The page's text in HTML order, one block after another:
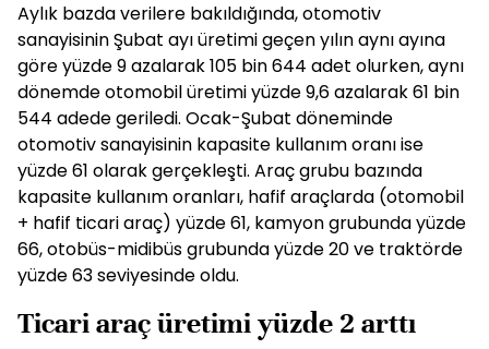
Aylık bazda verilere bakıldığında, otomotiv
sanayisinin Şubat ayı üretimi geçen yılın aynı ayına
göre yüzde 9 azalarak 105 bin 644 adet olurken, aynı
dönemde otomobil üretimi yüzde 9,6 azalarak 61 bin
544 adede geriledi. Ocak-Şubat döneminde
otomotiv sanayisinin kapasite kullanım oranı ise
yüzde 61 olarak gerçekleşti. Araç grubu bazında
kapasite kullanım oranları, hafif araçlarda (otomobil
+ hafif ticari araç) yüzde 61, kamyon grubunda yüzde
66, otobüs-midibüs grubunda yüzde 20 ve traktörde
yüzde 63 seviyesinde oldu.
Ticari araç üretimi yüzde 2 arttı